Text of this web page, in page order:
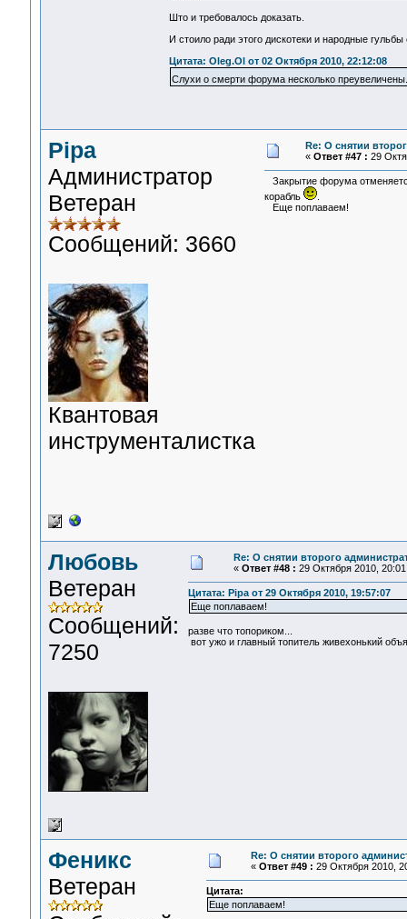
Што и требовалось доказать.
И стоило ради этого дискотеки и народные
Цитата: Oleg.Ol от 02 Октября 2010, 22:12:08
Слухи о смерти форума несколько
Pipa
Администратор
Ветеран
Сообщений: 3660
Квантовая
инструменталистка
Re: О снятии
« Ответ #47 : 29
Закрытие форума
корабль
.
Еще поплаваем!
Любовь
Ветеран
Сообщений:
7250
Re: О снятии второго
« Ответ #48 : 29 Октября 2010,
Цитата: Pipa от 29 Октября 2010, 19:57:07
Еще поплаваем!
разве что топориком...
вот ужо и главный топитель живехонький
Феникс
Ветеран
Re: О снятии второго
« Ответ #49 : 29 Октября 2010,
Цитата:
Еще поплаваем!